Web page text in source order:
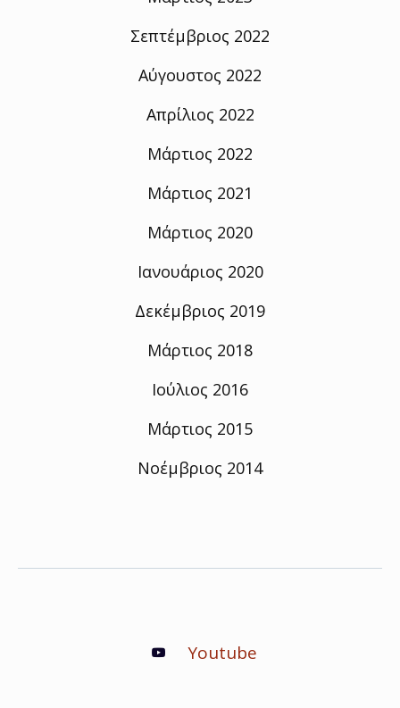
Σεπτέμβριος 2022
Αύγουστος 2022
Απρίλιος 2022
Μάρτιος 2022
Μάρτιος 2021
Μάρτιος 2020
Ιανουάριος 2020
Δεκέμβριος 2019
Μάρτιος 2018
Ιούλιος 2016
Μάρτιος 2015
Νοέμβριος 2014
Youtube